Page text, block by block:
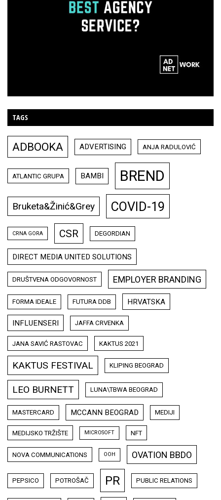
TAGS
ADBOOKA ADVERTISING ANJA RADULOVIĆ
ATLANTIC GRUPA BAMBI BREND
Bruketa&Žinić&Grey COVID-19
CRNA GORA CSR DEGORDIAN
DIRECT MEDIA UNITED SOLUTIONS
DRUŠTVENA ODGOVORNOST EMPLOYER BRANDING
FORMA IDEALE FUTURA DDB HRVATSKA
INFLUENSERI JAFFA CRVENKA
JANA SAVIĆ RASTOVAC KAKTUS 2021
KAKTUS FESTIVAL KLIPING BEOGRAD
LEO BURNETT LUNA\TBWA BEOGRAD
MASTERCARD MCCANN BEOGRAD MEDIJI
MEDIJSKO TRŽIŠTE MICROSOFT NFT
NOVA COMMUNICATIONS OOH OVATION BBDO
PEPSICO POTROŠAČ PR PUBLIC RELATIONS